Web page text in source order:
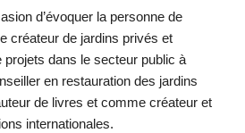
d’évoquer la personne de
créateur de jardins privés et
dans le secteur public à
en restauration des jardins
de livres et comme créateur et
internationales.